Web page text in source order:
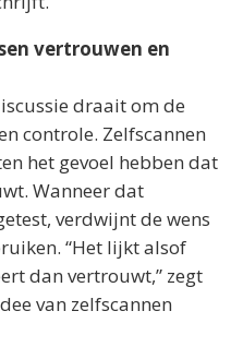
vertrouwen en
draait om de
controle. Zelfscannen
het gevoel hebben dat
Wanneer dat
verdwijnt de wens
“Het lijkt alsof
dan vertrouwt,” zegt
van zelfscannen